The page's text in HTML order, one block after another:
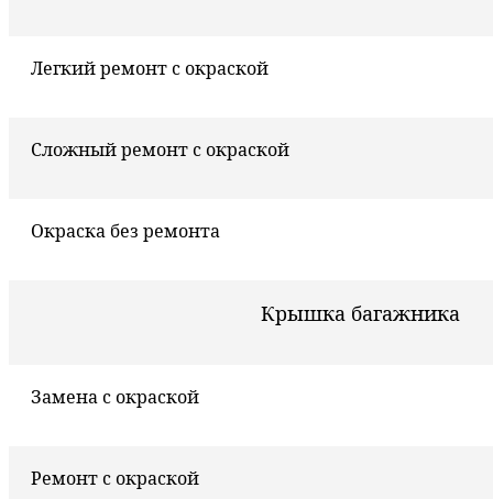
Легкий ремонт с окраской
Сложный ремонт с окраской
Окраска без ремонта
Крышка багажника
Замена с окраской
Ремонт с окраской